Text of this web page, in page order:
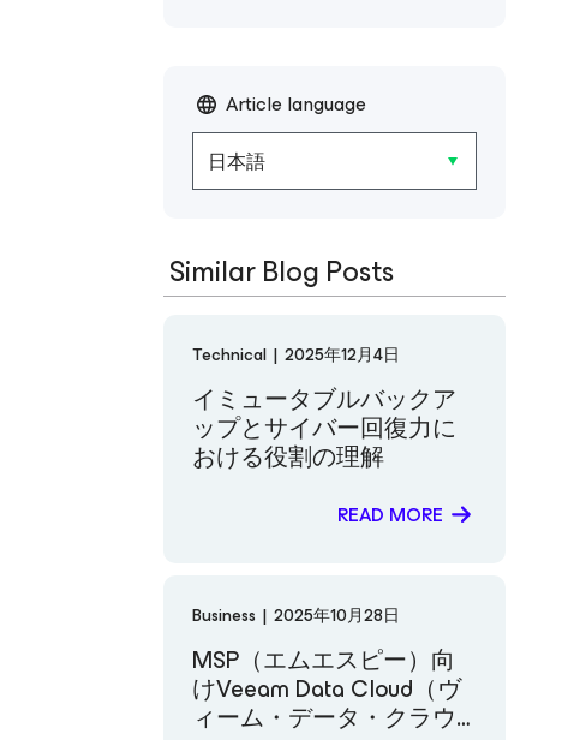
Article language
日本語
Similar Blog Posts
Technical | 2025年12月4日
イミュータブルバックア
ップとサイバー回復力に
おける役割の理解
READ MORE
Business | 2025年10月28日
MSP（エムエスピー）向
けVeeam Data Cloud（ヴ
ィーム・データ・クラウ